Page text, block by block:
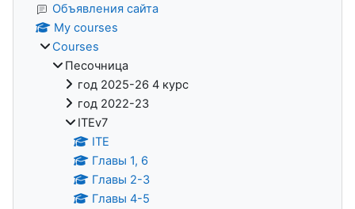
Объявления сайта
My courses
Courses
Песочница
год 2025-26 4 курс
год 2022-23
ITEv7
ITE
Главы 1, 6
Главы 2-3
Главы 4-5